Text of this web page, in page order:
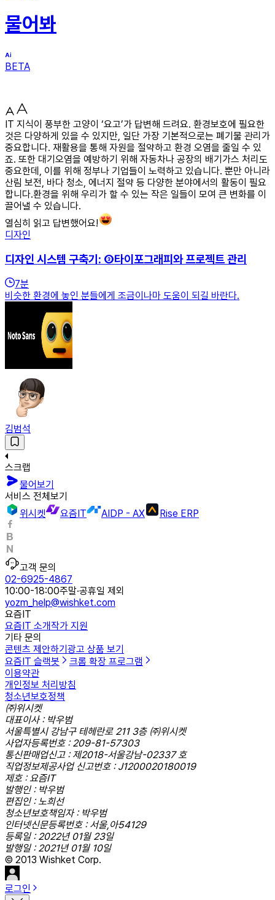
물어봐
BETA
IT 지식이 풍부한 고양이 ‘요고’가 답변해 드려요. 환경보호에 필요한
것은 다양하게 있을 수 있지만, 일단 가장 기본적으로는 폐기물 관리가
중요합니다. 재활용을 통해 자원을 절약하고 환경 오염을 줄일 수 있
죠. 또한 대기오염을 예방하기 위해 자동차나 공장의 배기가스 처리도
중요한데, 이를 위해 정부나 기업들이 노력하고 있습니다. 뿐만 아니라
산림 보전, 바다 청소, 에너지 절약 등 다양한 분야에서의 활동이 필요
합니다.환경을 위해 우리가 할 수 있는 작은 일들이 모여 큰 변화를 이
끌어낼 수 있습니다.
열심히 읽고 답변했어요!
디자인
디자인 시스템 구축기: ③타이포그래피와 프로젝트 관리
7분
비슷한 환경에 놓인 분들에게 조금이나마 도움이 되길 바란다.
김범석
스크랩
물어보기
서비스 전체보기
위시켓
요즘IT AIDP - AX Rise ERP
고객 문의
02-6925-4867
10:00-18:00주말·공휴일 제외
yozm_help@wishket.com
요즘IT
요즘IT 소개작가 지원
기타 문의
콘텐츠 제안하기 광고 상품 보기
요즘IT 슬랙봇
크롬 확장 프로그램
이용약관
개인정보 처리방침
청소년보호정책
㈜위시켓
대표이사 : 박우범
서울특별시 강남구 테헤란로 211 3층 ㈜위시켓
사업자등록번호 : 209-81-57303
통신판매업신고 : 제2018-서울강남-02337 호
직업정보제공사업 신고번호 : J1200020180019
제호 : 요즘IT
발행인 : 박우범
편집인 : 노희선
청소년보호책임자 : 박우범
인터넷신문등록번호 : 서울,아54129
등록일 : 2022년 01월 23일
발행일 : 2021년 01월 10일
© 2013 Wishket Corp.
로그인